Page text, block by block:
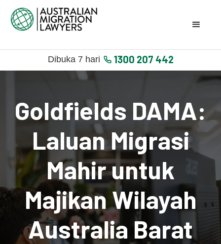
Dibuka 7 hari 1300 207 442
Goldfields DAMA:
Laluan Migrasi
Mahir untuk
Majikan Wilayah
Australia Barat